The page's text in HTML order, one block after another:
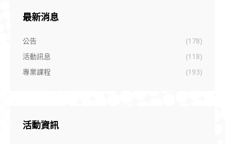
最新消息
公告
(178)
活動訊息
(118)
專業課程
(193)
活動資訊